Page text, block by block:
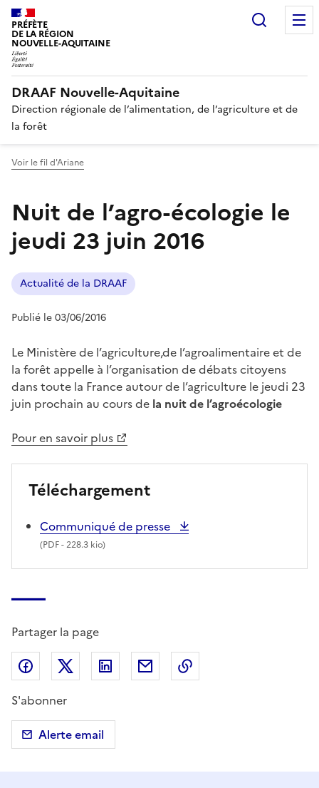
PRÉFÈTE
DE LA RÉGION
NOUVELLE-AQUITAINE
DRAAF Nouvelle-Aquitaine
Direction régionale de l’alimentation, de l’agriculture et de
la forêt
Voir le fil d'Ariane
Nuit de l’agro-écologie le
jeudi 23 juin 2016
Actualité de la DRAAF
Publié le 03/06/2016
Le Ministère de l’agriculture,de l’agroalimentaire et de
la forêt appelle à l’organisation de débats citoyens
dans toute la France autour de l’agriculture le jeudi 23
juin prochain au cours de la nuit de l’agroécologie
Pour en savoir plus
Téléchargement
Communiqué de presse
(PDF- 228.3 kio)
Partager la page
Partager sur Facebook
Partager sur X (anciennement Twitter)
Partager sur LinkedIn
Partager par email
S'abonner
Alerte email